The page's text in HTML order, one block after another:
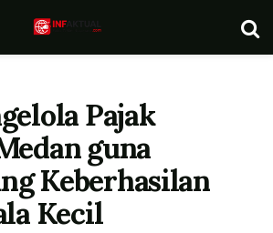
Pajak
guna
Keberhasilan
Kecil